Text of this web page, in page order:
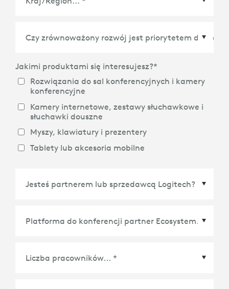
Jakimi produktami się interesujesz?*
Rozwiązania do sal konferencyjnych i kamery
konferencyjne
Kamery internetowe, zestawy słuchawkowe i
słuchawki douszne
Myszy, klawiatury i prezentery
Tablety lub akcesoria mobilne